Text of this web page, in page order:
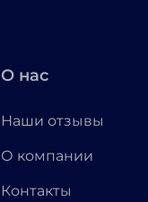
О нас
Наши отзывы
О компании
Контакты